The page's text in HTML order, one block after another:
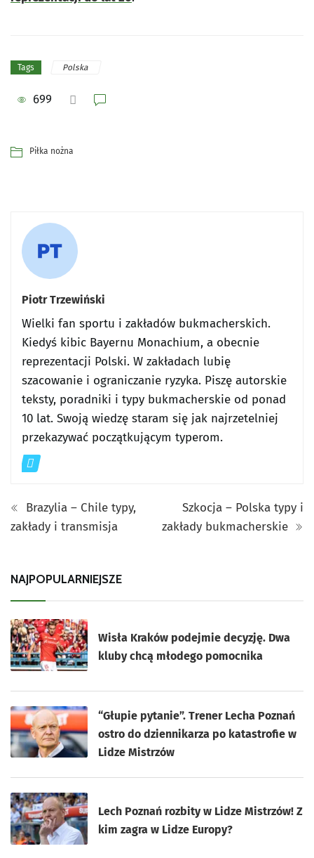
Tags Polska
699
Piłka nożna
Piotr Trzewiński
Wielki fan sportu i zakładów bukmacherskich.
Kiedyś kibic Bayernu Monachium, a obecnie
reprezentacji Polski. W zakładach lubię
szacowanie i ograniczanie ryzyka. Piszę autorskie
teksty, poradniki i typy bukmacherskie od ponad
10 lat. Swoją wiedzę staram się jak najrzetelniej
przekazywać początkującym typerom.
Brazylia – Chile typy,
zakłady i transmisja
Szkocja – Polska typy i
zakłady bukmacherskie
NAJPOPULARNIEJSZE
Wisła Kraków podejmie decyzję. Dwa
kluby chcą młodego pomocnika
“Głupie pytanie”. Trener Lecha Poznań
ostro do dziennikarza po katastrofie w
Lidze Mistrzów
Lech Poznań rozbity w Lidze Mistrzów! Z
kim zagra w Lidze Europy?